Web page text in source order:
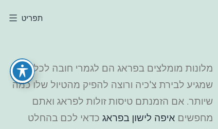
תפריט
מלונות מומלצים בפראג הם לגמרי חובה לכל מי
שמגיע לבירת צ'כיה ורוצה להפיק מהטיול שלו כמה
שיותר. אם הזמנתם טיסות זולות לפראג ואתם
מחפשים איפה לישון בפראג כדאי לכם בהחלט